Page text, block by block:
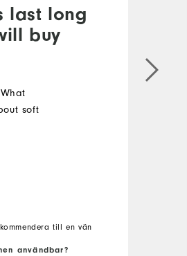
last long
buy
soft
till en vän
användbar?